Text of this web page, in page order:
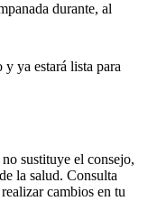
durante, al
y ya estará lista para
sustituye el consejo,
la salud. Consulta
cambios en tu